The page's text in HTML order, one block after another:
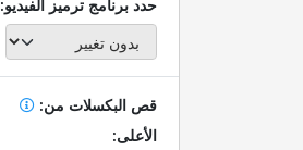
حدد برنامج ترميز الفيديو:
قص البكسلات من:
الأعلى: